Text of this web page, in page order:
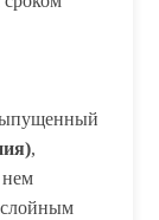
,
нем